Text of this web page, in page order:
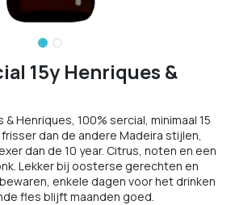
15y Henriques &
Henriques, 100% sercial, minimaal 15
dan de andere Madeira stijlen,
dan de 10 year. Citrus, noten en een
Lekker bij oosterse gerechten en
enkele dagen voor het drinken
fles blijft maanden goed.